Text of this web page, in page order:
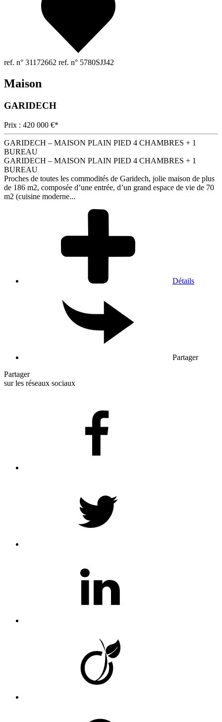
ref. n° 31172662 ref. n° 5780SJJ42
Maison
GARIDECH
Prix : 420 000 €*
GARIDECH – MAISON PLAIN PIED 4 CHAMBRES + 1
BUREAU
GARIDECH – MAISON PLAIN PIED 4 CHAMBRES + 1
BUREAU
Proches de toutes les commodités de Garidech, jolie maison de plus
de 186 m2, composée d’une entrée, d’un grand espace de vie de 70
m2 (cuisine moderne...
Détails
Partager
Partager
sur les réseaux sociaux